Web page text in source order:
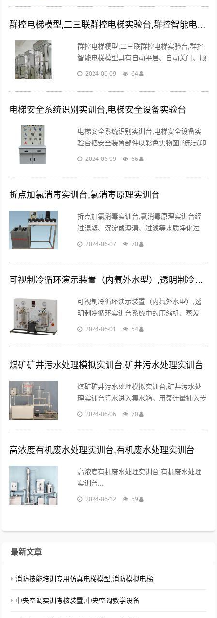
群控电梯模型,二三联群控电梯实验台,群控智能电梯模型
群控电梯模型,二三联群控电梯实验台,群控
智能电梯模型具有自动平层、自动关门、顺
向响应轿内外呼梯信号、直驶、电梯安全运
2024-06-09 64
电梯安全系统识别实训台,电梯安全设备实验台
电梯安全系统识别实训台,电梯安全设备实
验台把安全装置部件以彩色实物图的形式印
制在台面上，并设计相对应的选择按钮，教
别选择。...
2024-06-09 66
折点加氯消毒实训台,氯消毒原理实训台
折点加氯消毒实训台,氯消毒原理实训台经
过混凝、沉淀或澄清、过滤等水质净化过
程，水中大部分悬浮物质已被去除，但是还
2024-06-07 70
可视制冷循环演示装置（内氟外水型）,透明制冷循环实训台
可视制冷循环演示装置（内氟外水型）,透
明制冷循环实训台系统中的压缩机、蒸发
器、冷凝器采用透明耐压玻璃作壳体，可直
进出水温的变化可观测制冷效果。...
2024-06-01 54
煤矿矿井污水处理模拟实训台,矿井污水处理实训台
煤矿矿井污水处理模拟实训台,矿井污水处
理实训台污水进入集水箱，用泵计量抽入传
统角锥浓缩池，去除污水中大量煤微粒，再
酚、硫、氨等混合物。...
2024-06-06 70
高浓度有机废水处理实训台,有机废水处理实训台
高浓度有机废水处理实训台,有机废水处理
实训台...
2024-06-12 59
最新文章
消防技能培训专用仿真电梯模型,消防模拟电梯
中央空调实训考核装置,中央空调教学设备